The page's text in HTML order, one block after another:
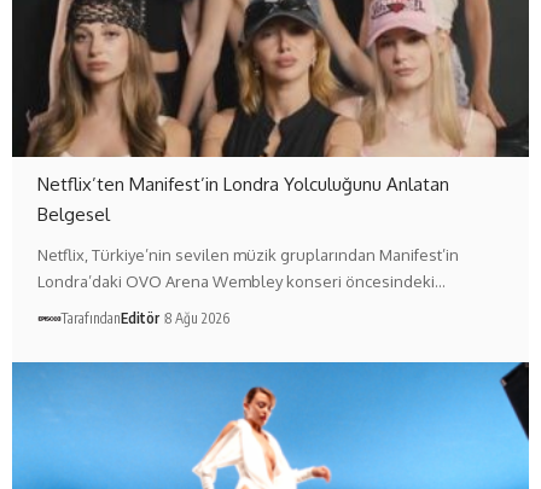
Netflix’ten Manifest’in Londra Yolculuğunu Anlatan
Belgesel
Netflix, Türkiye’nin sevilen müzik gruplarından Manifest’in
Londra’daki OVO Arena Wembley konseri öncesindeki…
TarafındanEditör 8 Ağu 2026